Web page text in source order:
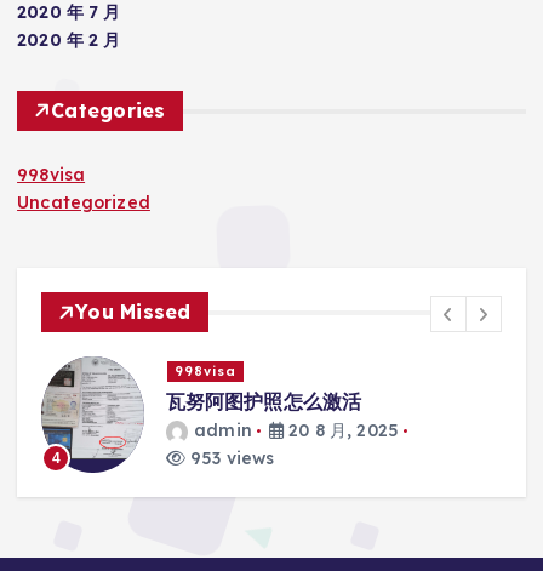
2020 年 7 月
2020 年 2 月
Categories
998visa
Uncategorized
You Missed
4
998visa
瓦努阿图护照怎么激活
admin
20 8 月, 2025
953 views